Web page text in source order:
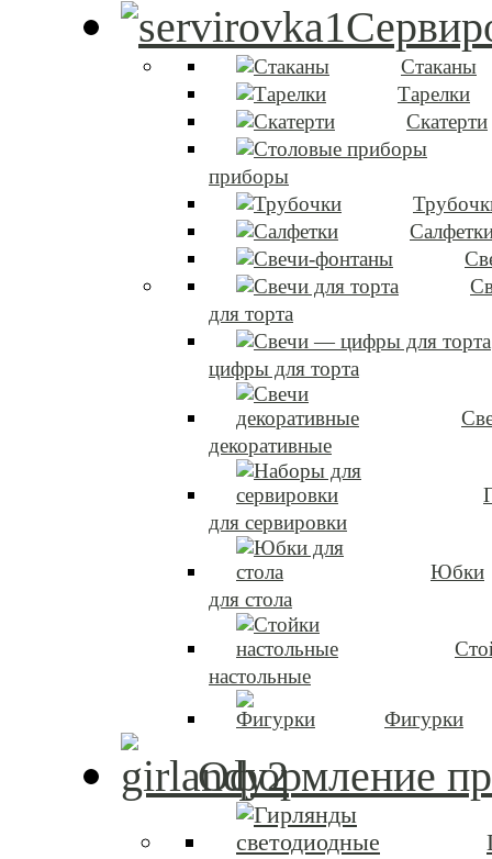
Стаканы
Тарелки
Скатерти
приборы
для торта
цифры для торта
декоративные
для сервировки
Юбки
для стола
настольные
Фигурки
Оформление